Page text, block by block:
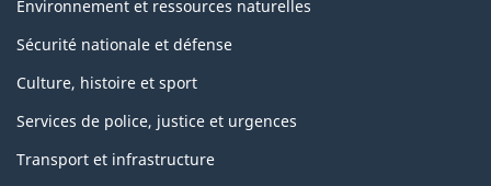
Environnement et ressources naturelles
Sécurité nationale et défense
Culture, histoire et sport
Services de police, justice et urgences
Transport et infrastructure